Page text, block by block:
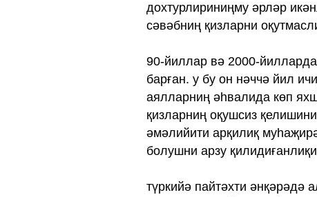
дохтурлириниңму әрләр
сәвәбниң қизларни
90-йиллар вә 2000-йилларда
барған. у бу он нәччә йил
аялларниң әһвалида көп
қизларниң оқушсиз
әмәлийити арқилиқ
болушни арзу
түркийә пайтәхти әнқәрәдә